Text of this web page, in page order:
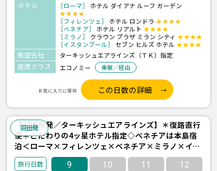
ホテル ［ローマ］
ホテル ダイアナ ルーフ ガーデン
★★★★
［フィレンツェ］
ホテル ロンドラ ★★★★
［ベネチア］
ホテル リアルト ★★★★
［ミラノ］
クラウン プラザ ミラン シティ ★★★★
［イスタンブール］
セブン ヒルズ ホテル ★★★★
航空会社 ターキッシュエアラインズ（ＴＫ）指定
座席クラス エコノミー 乗継／経由
お気に入りに保存 この日数の詳細
羽田発
【羽田夜発／ターキッシュエアラインズ】＊復路直行
便＊こだわりの4ッ星ホテル指定◇ベネチアは本島宿
泊＜ローマ×フィレンツェ×ベネチア×ミラノ×イス
タンブール＞9日間
9 10 11 12